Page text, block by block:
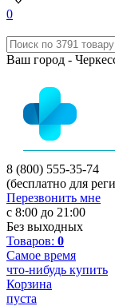
0
Ваш город -
8 (800) 555-35-74
(бесплатно для
Перезвонить мне
с 8:00 до 21:00
Без выходных
Товаров: 0
Самое время
что-нибудь купить
Корзина
пуста